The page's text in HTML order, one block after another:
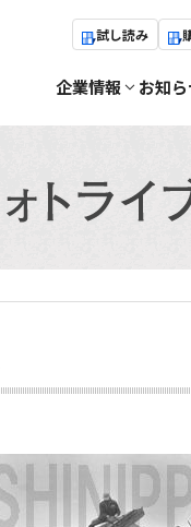
試し読み
企業情報 お知